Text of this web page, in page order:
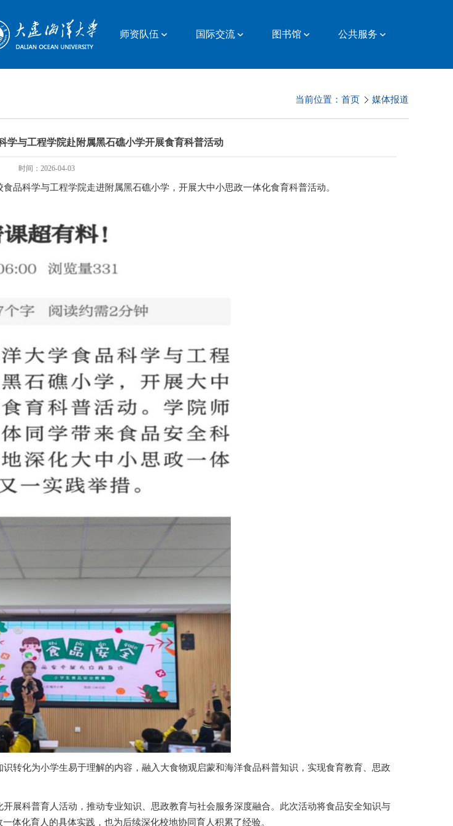
师资队伍 国际交流 图书馆 公共服务
当前位置： 首页 媒体报道
学与工程学院赴附属黑石礁小学开展食育科普活动
时间：2026-04-03
科学与工程学院走进附属黑石礁小学，开展大中小思政一体化食育科普活动。
转化为小学生易于理解的内容，融入大食物观启蒙和海洋食品科普知识，实现食育教育、思政
展科普育人活动，推动专业知识、思政教育与社会服务深度融合。此次活动将食品安全知识与
体化育人的具体实践，也为后续深化校地协同育人积累了经验。